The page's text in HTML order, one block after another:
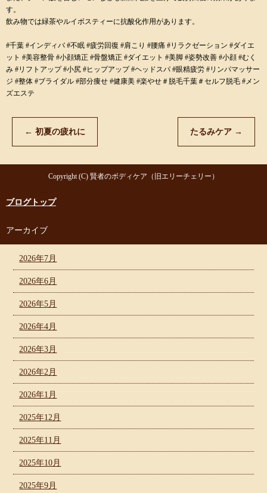
す。
飲み物では緑茶やルイボスティーに抗酸化作用があります。
#千葉 #インディバ #不眠 #疲労回復 #肩こり #腰痛 #リラクゼーション #ダイエ
ット #美容整骨 #小顔矯正 #骨盤矯正 #ダイエット #美脚 #姿勢改善 #小顔 #むく
み #リフトアップ #小尻 #ヒップアップ #ヘッドスパ #眼精疲労 #リンパマッサー
ジ #整体 #ブライダル #部分痩せ #健康美 #楽やせ＃脱毛千葉＃セルフ脱毛 #メン
ズエステ
← 初夏の疲れに たるみケア →
Copyright (C) 賢者のボディケア（旧エリーチェリー）
ブログトップ
アーカイブ
2026年7月
2026年6月
2026年5月
2026年4月
2026年3月
2026年2月
2026年1月
2025年12月
2025年11月
2025年10月
2025年9月